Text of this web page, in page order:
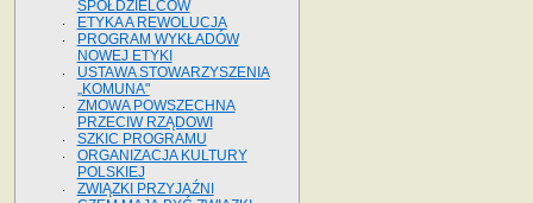
SPÓŁDZIELCÓW
ETYKA A REWOLUCJA
PROGRAM WYKŁADÓW
NOWEJ ETYKI
USTAWA STOWARZYSZENIA
„KOMUNA"
ZMOWA POWSZECHNA
PRZECIW RZĄDOWI
SZKIC PROGRAMU
ORGANIZACJA KULTURY
POLSKIEJ
ZWIĄZKI PRZYJAŹNI